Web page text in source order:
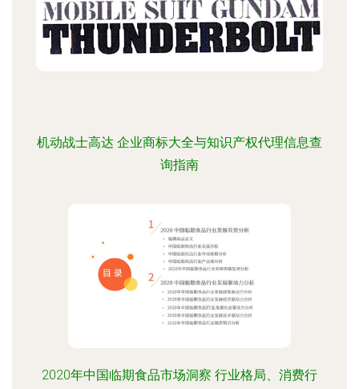
机动战士高达 企业商标大全与知识产权代理信息查
询指南
2020年中国临期食品市场洞察 行业格局、消费行